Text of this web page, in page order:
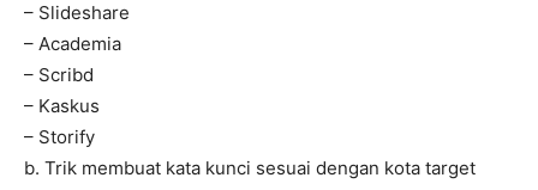
– Slideshare
– Academia
– Scribd
– Kaskus
– Storify
b. Trik membuat kata kunci sesuai dengan kota target